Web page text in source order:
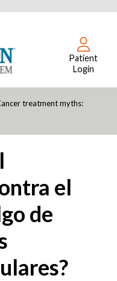
Patient
Login
treatment myths:
el
de